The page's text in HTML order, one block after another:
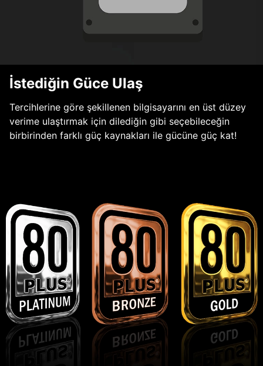
İstediğin Güce Ulaş
Tercihlerine göre şekillenen bilgisayarını en üst düzey
verime ulaştırmak için dilediğin gibi seçebileceğin
birbirinden farklı güç kaynakları ile gücüne güç kat!